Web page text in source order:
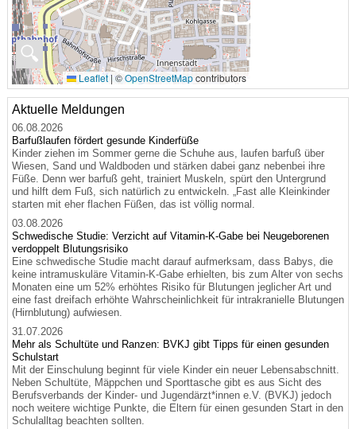
🔍
Leaflet|©OpenStreetMapcontributors
Aktuelle Meldungen
06.08.2026
Barfußlaufen fördert gesunde Kinderfüße
Kinder ziehen im Sommer gerne die Schuhe aus, laufen barfuß über
Wiesen, Sand und Waldboden und stärken dabei ganz nebenbei ihre
Füße. Denn wer barfuß geht, trainiert Muskeln, spürt den Untergrund
und hilft dem Fuß, sich natürlich zu entwickeln. „Fast alle Kleinkinder
starten mit eher flachen Füßen, das ist völlig normal.
03.08.2026
Schwedische Studie: Verzicht auf Vitamin-K-Gabe bei Neugeborenen
verdoppelt Blutungsrisiko
Eine schwedische Studie macht darauf aufmerksam, dass Babys, die
keine intramuskuläre Vitamin-K-Gabe erhielten, bis zum Alter von sechs
Monaten eine um 52% erhöhtes Risiko für Blutungen jeglicher Art und
eine fast dreifach erhöhte Wahrscheinlichkeit für intrakranielle Blutungen
(Hirnblutung) aufwiesen.
31.07.2026
Mehr als Schultüte und Ranzen: BVKJ gibt Tipps für einen gesunden
Schulstart
Mit der Einschulung beginnt für viele Kinder ein neuer Lebensabschnitt.
Neben Schultüte, Mäppchen und Sporttasche gibt es aus Sicht des
Berufsverbands der Kinder- und Jugendärzt*innen e.V. (BVKJ) jedoch
noch weitere wichtige Punkte, die Eltern für einen gesunden Start in den
Schulalltag beachten sollten.